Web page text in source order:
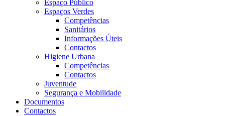
Espaço Público
Espaços Verdes
Competências
Sanitários
Informações Úteis
Contactos
Higiene Urbana
Competências
Contactos
Juventude
Segurança e Mobilidade
Documentos
Contactos